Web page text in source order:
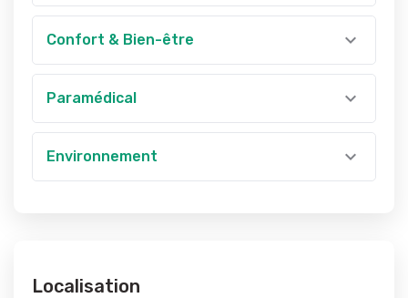
Confort & Bien-être
Paramédical
Environnement
Localisation